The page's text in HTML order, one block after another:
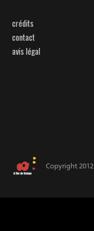
crédits
contact
avis légal
Copyright 2012